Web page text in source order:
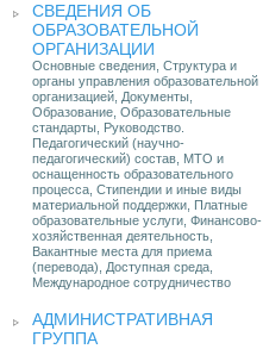
СВЕДЕНИЯ ОБ
ОБРАЗОВАТЕЛЬНОЙ
ОРГАНИЗАЦИИ
Основные сведения, Структура и
органы управления образовательной
организацией, Документы,
Образование, Образовательные
стандарты, Руководство.
Педагогический (научно-
педагогический) состав, МТО и
оснащенность образовательного
процесса, Стипендии и иные виды
материальной поддержки, Платные
образовательные услуги, Финансово-
хозяйственная деятельность,
Вакантные места для приема
(перевода), Доступная среда,
Международное сотрудничество
АДМИНИСТРАТИВНАЯ
ГРУППА